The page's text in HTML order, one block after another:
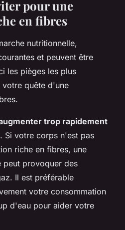
pour une
en fibres
nutritionnelle,
et peuvent être
les pièges les plus
quête d'une
trop rapidement
. Si votre corps n'est pas
riche en fibres, une
peut provoquer des
Il est préférable
votre consommation
d'eau pour aider votre